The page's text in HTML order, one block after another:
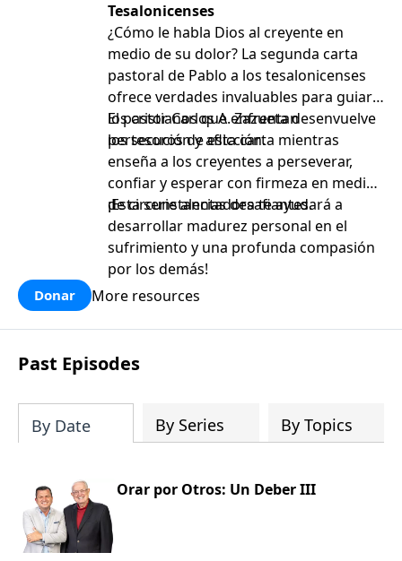
Tesalonicenses
¿Cómo le habla Dios al creyente en
medio de su dolor? La segunda carta
pastoral de Pablo a los tesalonicenses
ofrece verdades invaluables para guiar a
los cristianos que enfrentan
persecución y aflicción.
El pastor Carlos A. Zazueta desenvuelve
los tesoros de esta carta mientras
enseña a los creyentes a perseverar,
confiar y esperar con firmeza en medio
de circunstancias desafiantes.
¡Esta serie alentadora te ayudará a
desarrollar madurez personal en el
sufrimiento y una profunda compasión
por los demás!
Donar More resources
Past Episodes
By Date By Series By Topics
Orar por Otros: Un Deber III